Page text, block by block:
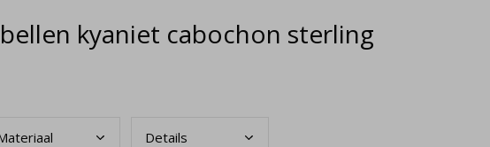
kyaniet cabochon sterling
riaal Details